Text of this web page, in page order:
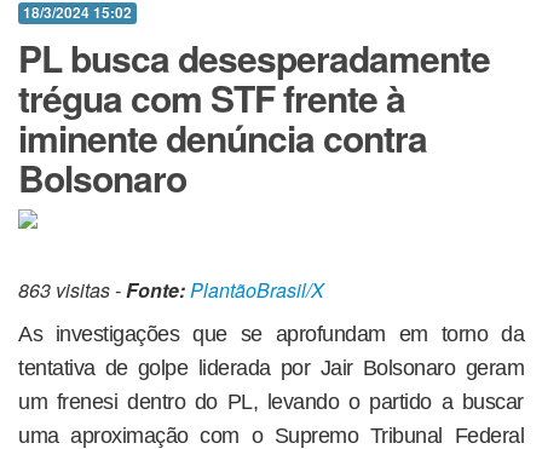
18/3/2024 15:02
PL busca desesperadamente
trégua com STF frente à
iminente denúncia contra
Bolsonaro
863 visitas -Fonte:PlantãoBrasil/X
As investigações que se aprofundam em torno da
tentativa de golpe liderada por Jair Bolsonaro geram
um frenesi dentro do PL, levando o partido a buscar
uma aproximação com o Supremo Tribunal Federal